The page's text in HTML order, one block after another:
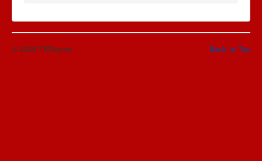
Back to Top
© 2026 TKDeyme